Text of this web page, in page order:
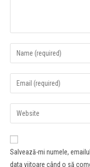
Salvează-mi numele,
data viitoare când o să